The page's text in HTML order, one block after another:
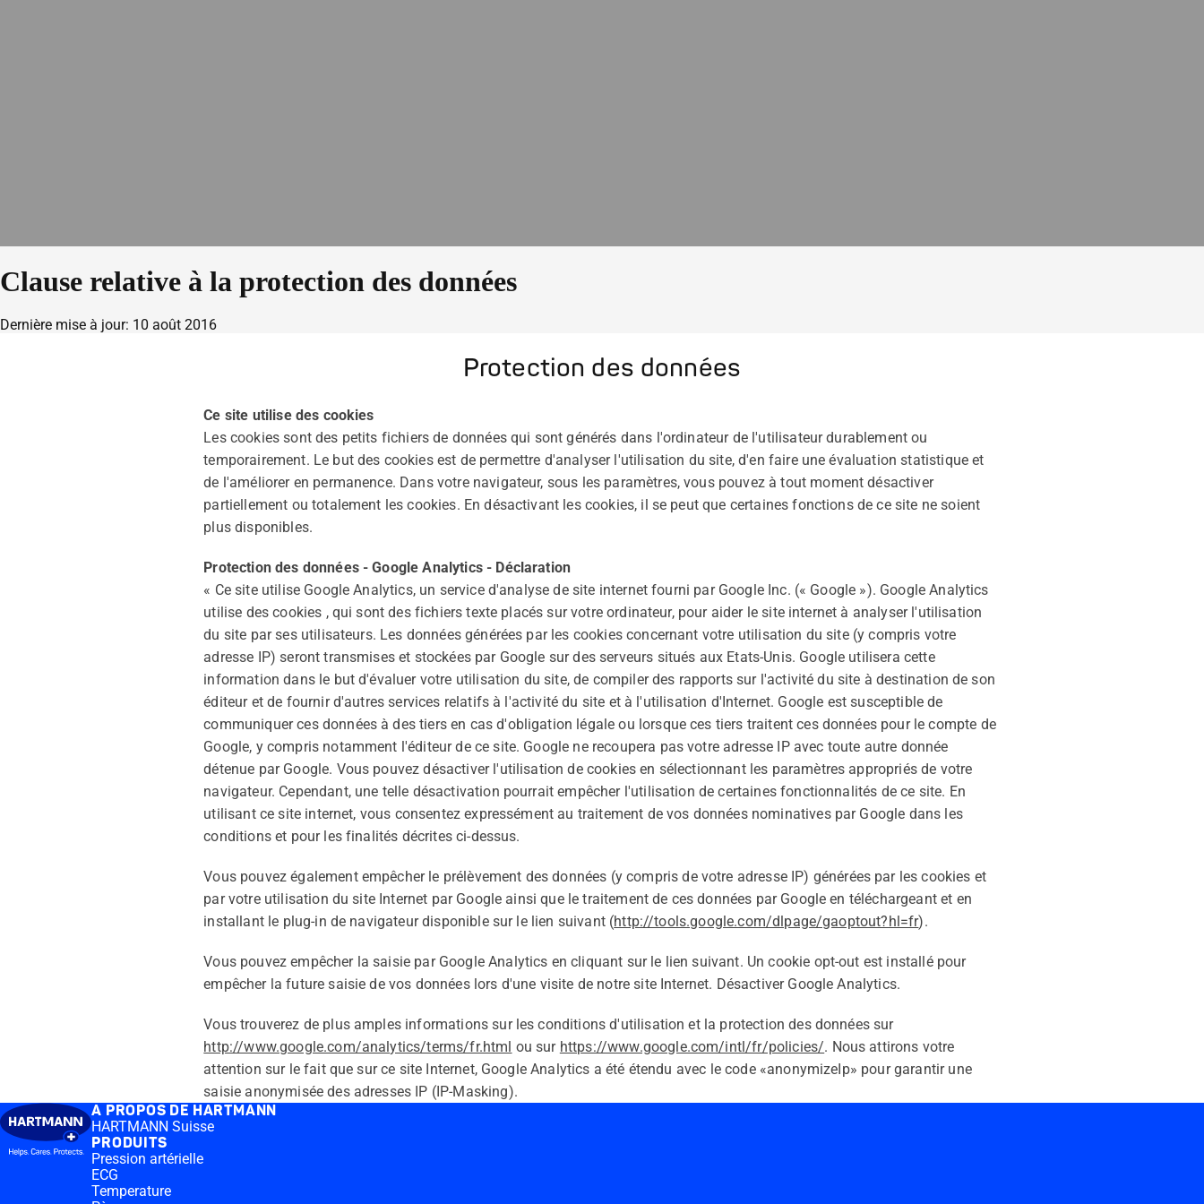
Clause relative à la protection des données
Dernière mise à jour: 10 août 2016
Protection des données
Ce site utilise des cookies
Les cookies sont des petits fichiers de données qui sont générés dans l'ordinateur de l'utilisateur durablement ou
temporairement. Le but des cookies est de permettre d'analyser l'utilisation du site, d'en faire une évaluation statistique et
de l'améliorer en permanence. Dans votre navigateur, sous les paramètres, vous pouvez à tout moment désactiver
partiellement ou totalement les cookies. En désactivant les cookies, il se peut que certaines fonctions de ce site ne soient
plus disponibles.
Protection des données - Google Analytics - Déclaration
« Ce site utilise Google Analytics, un service d'analyse de site internet fourni par Google Inc. (« Google »). Google Analytics
utilise des cookies , qui sont des fichiers texte placés sur votre ordinateur, pour aider le site internet à analyser l'utilisation
du site par ses utilisateurs. Les données générées par les cookies concernant votre utilisation du site (y compris votre
adresse IP) seront transmises et stockées par Google sur des serveurs situés aux Etats-Unis. Google utilisera cette
information dans le but d'évaluer votre utilisation du site, de compiler des rapports sur l'activité du site à destination de son
éditeur et de fournir d'autres services relatifs à l'activité du site et à l'utilisation d'Internet. Google est susceptible de
communiquer ces données à des tiers en cas d'obligation légale ou lorsque ces tiers traitent ces données pour le compte de
Google, y compris notamment l'éditeur de ce site. Google ne recoupera pas votre adresse IP avec toute autre donnée
détenue par Google. Vous pouvez désactiver l'utilisation de cookies en sélectionnant les paramètres appropriés de votre
navigateur. Cependant, une telle désactivation pourrait empêcher l'utilisation de certaines fonctionnalités de ce site. En
utilisant ce site internet, vous consentez expressément au traitement de vos données nominatives par Google dans les
conditions et pour les finalités décrites ci-dessus.
Vous pouvez également empêcher le prélèvement des données (y compris de votre adresse IP) générées par les cookies et
par votre utilisation du site Internet par Google ainsi que le traitement de ces données par Google en téléchargeant et en
installant le plug-in de navigateur disponible sur le lien suivant (http://tools.google.com/dlpage/gaoptout?hl=fr).
Vous pouvez empêcher la saisie par Google Analytics en cliquant sur le lien suivant. Un cookie opt-out est installé pour
empêcher la future saisie de vos données lors d'une visite de notre site Internet. Désactiver Google Analytics.
Vous trouverez de plus amples informations sur les conditions d'utilisation et la protection des données sur
http://www.google.com/analytics/terms/fr.html ou sur https://www.google.com/intl/fr/policies/. Nous attirons votre
attention sur le fait que sur ce site Internet, Google Analytics a été étendu avec le code «anonymizeIp» pour garantir une
saisie anonymisée des adresses IP (IP-Masking).
A PROPOS DE HARTMANN
HARTMANN Suisse
PRODUITS
Pression artérielle
ECG
Temperature